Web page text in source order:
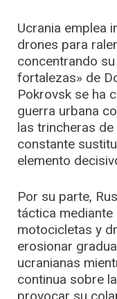
Ucrania emplea
drones para
concentrando
fortalezas» de
Pokrovsk se ha
guerra urbana
las trincheras
constante
elemento
Por su parte,
táctica
motocicletas y
erosionar
ucranianas
continua sobre